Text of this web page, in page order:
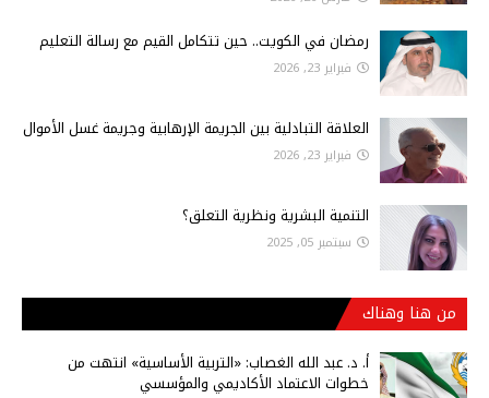
رمضان في الكويت.. حين تتكامل القيم مع رسالة التعليم
فبراير 23, 2026
العلاقة التبادلية بين الجريمة الإرهابية وجريمة غسل الأموال
فبراير 23, 2026
التنمية البشرية ونظرية التعلق؟
سبتمبر 05, 2025
من هنا وهناك
أ‌. د. عبد الله الغصاب: «التربية الأساسية» انتهت من
خطوات الاعتماد الأكاديمي والمؤسسي